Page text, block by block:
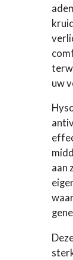
uw
aan